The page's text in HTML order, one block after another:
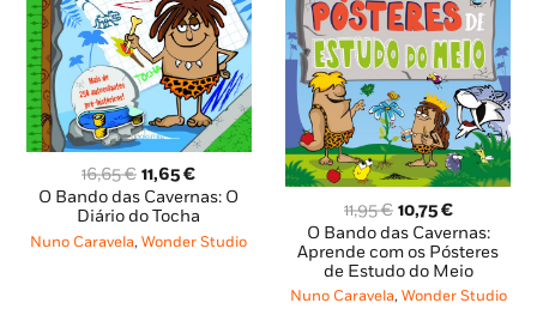
16,65€ O
preço
original
era:
11,65€O
preço
atual
é:
O Bando das Cavernas: O
Diário do Tocha
Nuno Caravela,Wonder Studio
11,95€ O
preço
original
era:
11,95 €.
10,75€O
preço
atual
é:
10,75 €.
O Bando das Cavernas:
Aprende com os Pósteres
de Estudo do Meio
Nuno Caravela, Wonder Studio